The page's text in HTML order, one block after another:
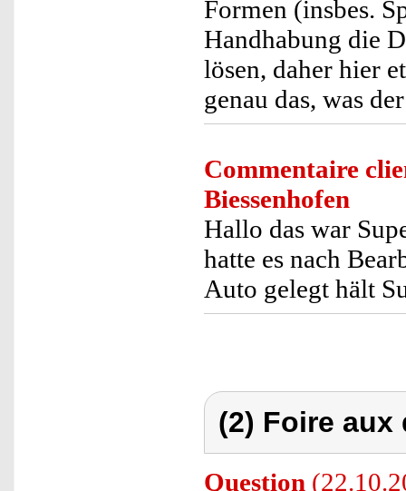
Formen (insbes.
Handhabung die
lösen, daher hier
genau das, was
Commentaire
Biessenhofen
Hallo das war
hatte es nach
Auto gelegt hält
(2) Foire
Question